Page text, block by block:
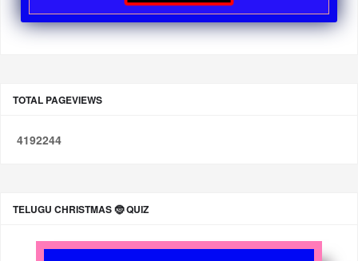
TOTAL PAGEVIEWS
4192244
TELUGU CHRISTMAS 🤶 QUIZ